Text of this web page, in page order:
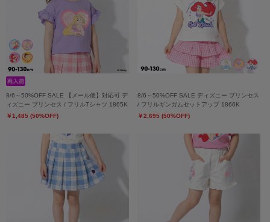
8/6～50%OFF SALE 【メール便】対応可 デ
ィズニー プリンセス / フリルTシャツ 1865K
￥1,485 (50%OFF)
8/6～50%OFF SALE ディズニー プリンセス
/ フリルギンガムセットアップ 1866K
￥2,695 (50%OFF)